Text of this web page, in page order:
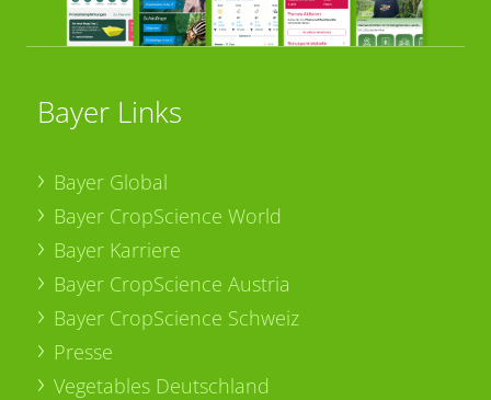
Bayer Links
Bayer Global
Bayer CropScience World
Bayer Karriere
Bayer CropScience Austria
Bayer CropScience Schweiz
Presse
Vegetables Deutschland